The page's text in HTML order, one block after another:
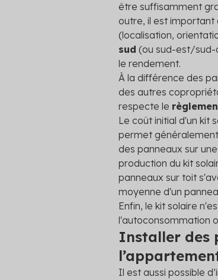
être suffisamment
outre, il est important
(localisation,
sud (ou sud-est/sud-
le rendement.
À la différence des
des autres
respecte le
Le coût initial d'un kit
permet
des panneaux sur
production du kit
panneaux sur toit
moyenne d'un
Enfin, le kit solaire
l'autoconsommation
Installer des
Il est aussi possible